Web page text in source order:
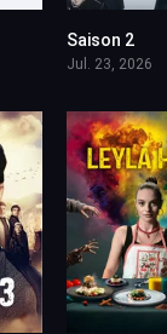
Saison 2
Jul. 23, 2026